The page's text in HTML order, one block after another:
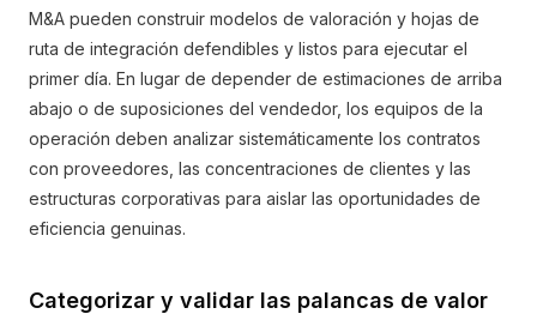
M&A pueden construir modelos de valoración y hojas de
ruta de integración defendibles y listos para ejecutar el
primer día. En lugar de depender de estimaciones de arriba
abajo o de suposiciones del vendedor, los equipos de la
operación deben analizar sistemáticamente los contratos
con proveedores, las concentraciones de clientes y las
estructuras corporativas para aislar las oportunidades de
eficiencia genuinas.
Categorizar y validar las palancas de valor